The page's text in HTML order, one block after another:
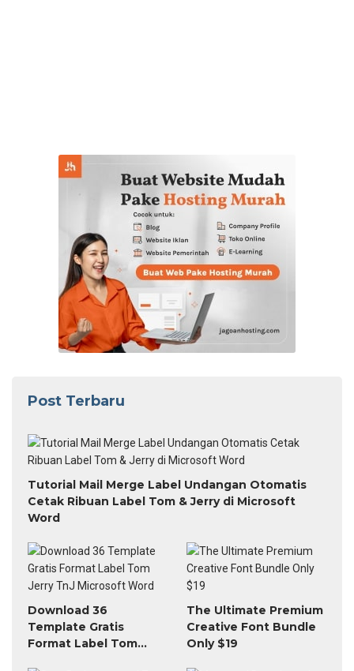
Post Terbaru
Tutorial Mail Merge Label Undangan Otomatis
Cetak Ribuan Label Tom & Jerry di Microsoft
Word
Download 36
Template Gratis
Format Label Tom
The Ultimate Premium
Creative Font Bundle
Only $19